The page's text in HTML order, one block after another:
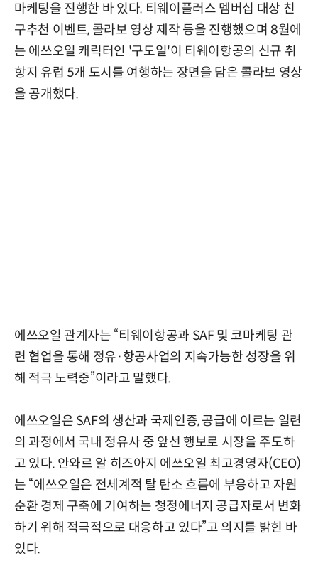
마케팅을 진행한 바 있다. 티웨이플러스 멤버십 대상 친
구추천 이벤트, 콜라보 영상 제작 등을 진행했으며 8월에
는 에쓰오일 캐릭터인 '구도일'이 티웨이항공의 신규 취
항지 유럽 5개 도시를 여행하는 장면을 담은 콜라보 영상
을 공개했다.
에쓰오일 관계자는 “티웨이항공과 SAF 및 코마케팅 관
련 협업을 통해 정유·항공사업의 지속가능한 성장을 위
해 적극 노력중”이라고 말했다.
에쓰오일은 SAF의 생산과 국제인증, 공급에 이르는 일련
의 과정에서 국내 정유사 중 앞선 행보로 시장을 주도하
고 있다. 안와르 알 히즈아지 에쓰오일 최고경영자(CEO)
는 “에쓰오일은 전세계적 탈 탄소 흐름에 부응하고 자원
순환 경제 구축에 기여하는 청정에너지 공급자로서 변화
하기 위해 적극적으로 대응하고 있다”고 의지를 밝힌 바
있다.